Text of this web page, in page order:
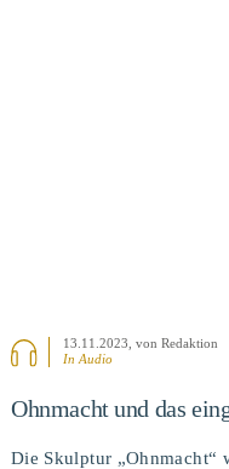
13.11.2023 , von Redaktion
In Audio
Ohnmacht und das
Die Skulptur „Ohnmacht“